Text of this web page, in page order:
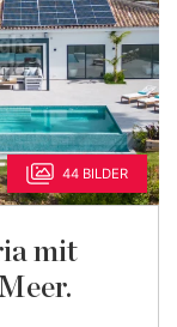
44 BILDER
mit